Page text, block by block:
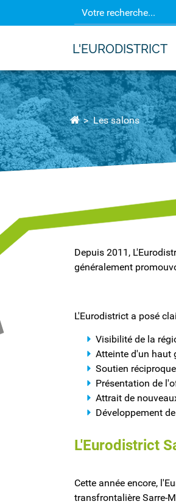
L'EURODISTRICT
Les salons
Depuis 2011,
généralement
L'Eurodistrict a posé
Visibilité de la
Atteinte d'un haut
Soutien
Présentation de
Attrait de
Développement
L'Eurodistrict
Cette année encore,
transfrontalière Sarre-